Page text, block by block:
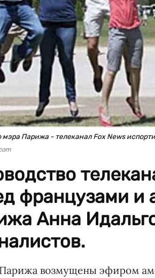
Парижа - телеканал Fox News
французами и
Анна
возмущены эфиром